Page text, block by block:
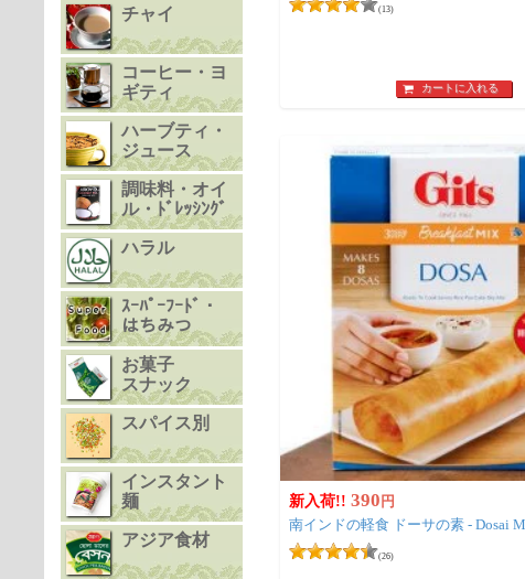
チャイ
コーヒー・ヨ
ギティ
ハーブティ・
ジュース
調味料・オイ
ル・ﾄﾞﾚｯｼﾝｸﾞ
ハラル
ｽｰﾊﾟｰﾌｰﾄﾞ・
はちみつ
お菓子
スナック
スパイス別
インスタント
麺
アジア食材
(13)
カートに入れる
新入荷!! 390円
南イ
(26)